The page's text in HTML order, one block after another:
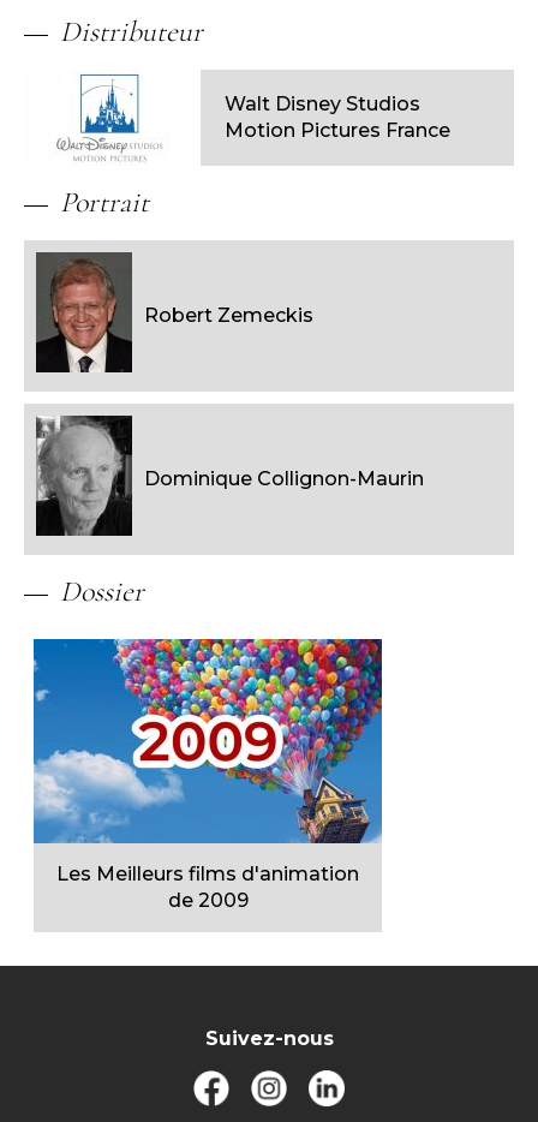
Distributeur
Walt Disney Studios
Motion Pictures France
Portrait
Robert Zemeckis
Dominique Collignon-Maurin
Dossier
Les Meilleurs films d'animation
de 2009
Suivez-nous